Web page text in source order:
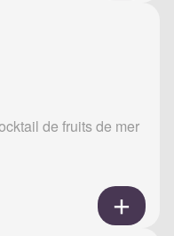
de fruits de mer